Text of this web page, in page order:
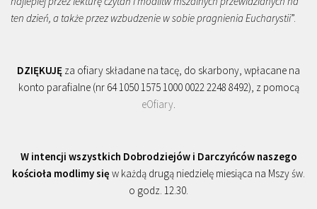
ten dzień, a także przez wzbudzenie w sobie pragnienia Eucharystii”.
DZIĘKUJĘ za ofiary składane na tacę, do skarbony, wpłacane na
konto parafialne (nr 64 1050 1575 1000 0022 2248 8492), z pomocą
eOfiary.
W intencji wszystkich Dobrodziejów i Darczyńców naszego
kościoła modlimy się w każdą drugą niedzielę miesiąca na Mszy św.
o godz. 12.30.